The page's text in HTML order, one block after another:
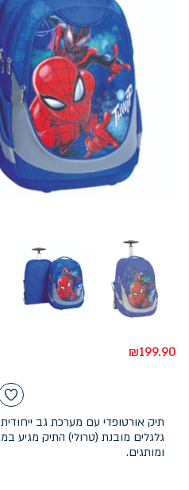
₪199.90
תיק אורטופדי עם מערכת גב
גלגלים מובנת (טרולי) התיק מגיע
ומותגים.